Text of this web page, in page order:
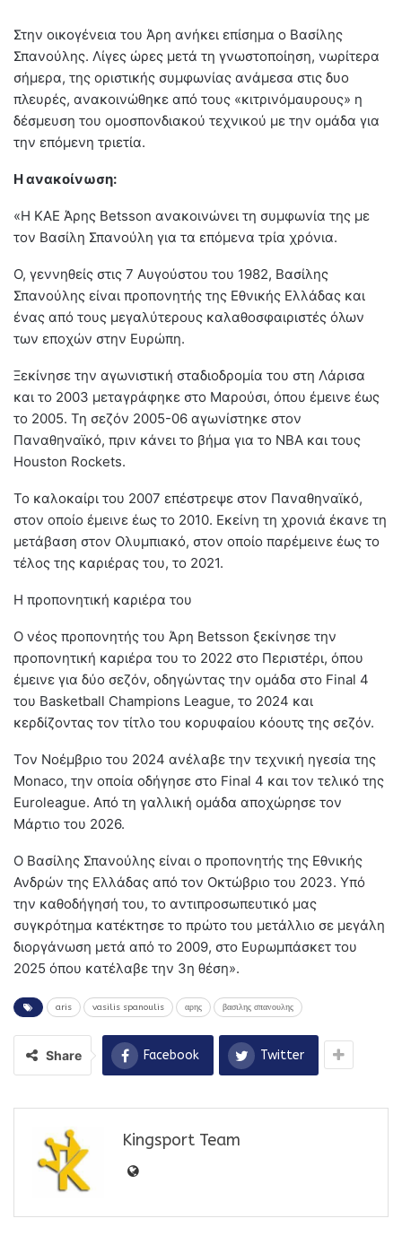
Στην οικογένεια του Άρη ανήκει επίσημα ο Βασίλης
Σπανούλης. Λίγες ώρες μετά τη γνωστοποίηση, νωρίτερα
σήμερα, της οριστικής συμφωνίας ανάμεσα στις δυο
πλευρές, ανακοινώθηκε από τους «κιτρινόμαυρους» η
δέσμευση του ομοσπονδιακού τεχνικού με την ομάδα για
την επόμενη τριετία.
Η ανακοίνωση:
«Η ΚΑΕ Άρης Betsson ανακοινώνει τη συμφωνία της με
τον Βασίλη Σπανούλη για τα επόμενα τρία χρόνια.
Ο, γεννηθείς στις 7 Αυγούστου του 1982, Βασίλης
Σπανούλης είναι προπονητής της Εθνικής Ελλάδας και
ένας από τους μεγαλύτερους καλαθοσφαιριστές όλων
των εποχών στην Ευρώπη.
Ξεκίνησε την αγωνιστική σταδιοδρομία του στη Λάρισα
και το 2003 μεταγράφηκε στο Μαρούσι, όπου έμεινε έως
το 2005. Τη σεζόν 2005-06 αγωνίστηκε στον
Παναθηναϊκό, πριν κάνει το βήμα για το ΝΒΑ και τους
Houston Rockets.
Το καλοκαίρι του 2007 επέστρεψε στον Παναθηναϊκό,
στον οποίο έμεινε έως το 2010. Εκείνη τη χρονιά έκανε τη
μετάβαση στον Ολυμπιακό, στον οποίο παρέμεινε έως το
τέλος της καριέρας του, το 2021.
Η προπονητική καριέρα του
Ο νέος προπονητής του Άρη Betsson ξεκίνησε την
προπονητική καριέρα του το 2022 στο Περιστέρι, όπου
έμεινε για δύο σεζόν, οδηγώντας την ομάδα στο Final 4
του Basketball Champions League, το 2024 και
κερδίζοντας τον τίτλο του κορυφαίου κόουτς της σεζόν.
Τον Νοέμβριο του 2024 ανέλαβε την τεχνική ηγεσία της
Monaco, την οποία οδήγησε στο Final 4 και τον τελικό της
Euroleague. Από τη γαλλική ομάδα αποχώρησε τον
Μάρτιο του 2026.
Ο Βασίλης Σπανούλης είναι ο προπονητής της Εθνικής
Ανδρών της Ελλάδας από τον Οκτώβριο του 2023. Υπό
την καθοδήγησή του, το αντιπροσωπευτικό μας
συγκρότημα κατέκτησε το πρώτο του μετάλλιο σε μεγάλη
διοργάνωση μετά από το 2009, στο Ευρωμπάσκετ του
2025 όπου κατέλαβε την 3η θέση».
aris vasilis spanoulis αρης βασιλης σπανουλης
Share Facebook Twitter
Kingsport Team